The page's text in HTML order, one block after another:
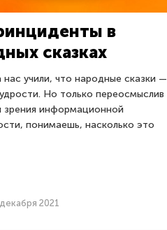
в
сказках
нас учили, что народные сказки —
Но только переосмыслив
зрения информационной
понимаешь, насколько это
2021